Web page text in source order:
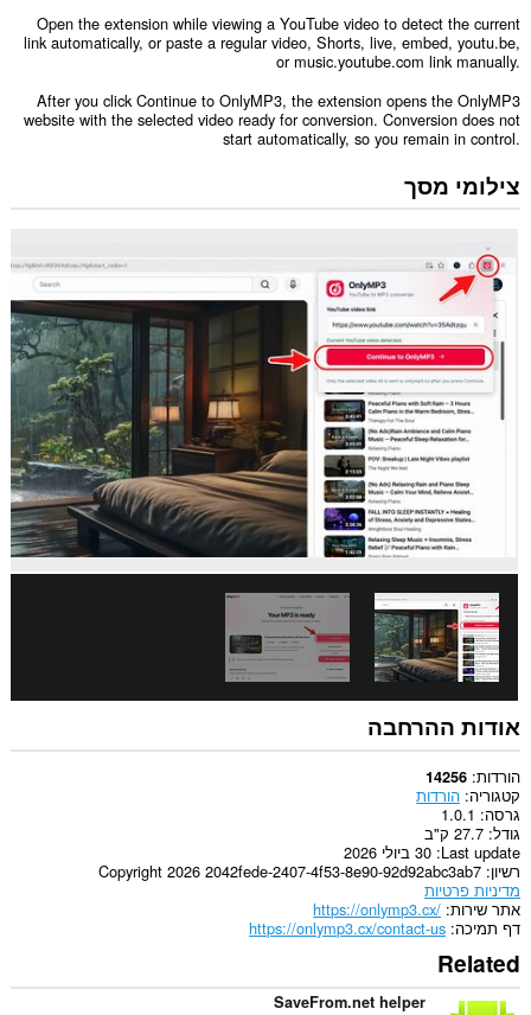
Open the extension while viewing a YouTube video to detect the current
link automatically, or paste a regular video, Shorts, live, embed, youtu.be,
or music.youtube.com link manually.
After you click Continue to OnlyMP3, the extension opens the OnlyMP3
website with the selected video ready for conversion. Conversion does not
start automatically, so you remain in control.
צילומי מסך
אודות ההרחבה
הורדות 14256
קטגוריה הורדות
גרסה 1.0.1
גודל 27.7 ק"ב
Last update 30 ביולי 2026
רשיון Copyright 2026 2042fede-2407-4f53-8e90-92d92abc3ab7
מדיניות פרטיות
אתר שירות https://onlymp3.cx/
דף תמיכה https://onlymp3.cx/contact-us
Related
SaveFrom.net helper